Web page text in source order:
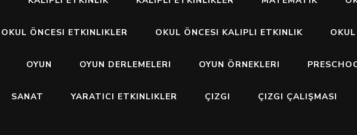
OKUL ÖNCESI ETKINLIKLER OKUL ÖNCESI KALIPLI ETKINLIK
OYUN OYUN DERLEMELERI OYUN ÖRNEKLERI
SANAT YARATICI ETKINLIKLER ÇIZGI ÇIZGI ÇALIŞMASI